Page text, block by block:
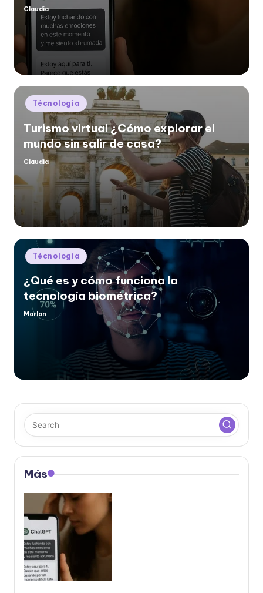
Posted
Claudia
Posted
in
Técnologia
Turismo virtual ¿Cómo explorar el
mundo sin salir de casa?
Posted
Claudia
Posted
in
Técnologia
¿Qué es y cómo funciona la
tecnología biométrica?
Posted
Marlon
Más